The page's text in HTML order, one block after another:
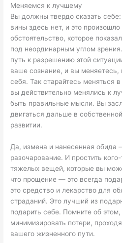
Меняемся к лучшему
Вы должны твердо сказать
вины здесь нет, и это
обстоятельство, которое
под неординарным углом
путь к разрешению этой
ваше сознание, и вы меняетесь,
себя. Так старайтесь меняться
вы действительно менялись к
быть правильные мысли. Вы
двигаться дальше в
развитии.
Да, измена и нанесенная обида
разочарование. И простить
тяжелых вещей, которые вы
что прощение — это всегда
это средство и лекарство для
страданий. Это лучший из
подарить себе. Помните об
минимизировать потери,
вашего жизненного пути.